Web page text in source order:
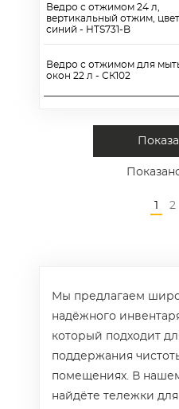
Ведро с отжимом 24 л,
вертикальный отжим, цвет
синий - HTS731-B
Ведро с отжимом для
окон 22 л - СК102
2
Мы предлагаем
надёжного
который подходит
поддержания
помещениях. В
найдёте тележки